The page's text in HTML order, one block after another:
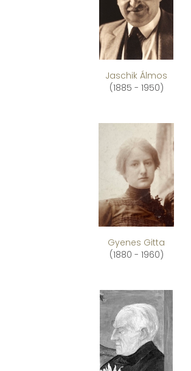
Jaschik Álmos
(1885 - 1950)
Gyenes Gitta
(1880 - 1960)